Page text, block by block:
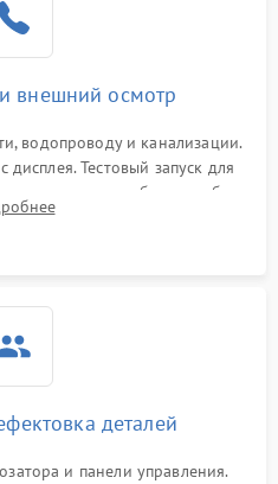
внешний осмотр
водопроводу и канализации.
Тестовый запуск для
протечек или сбоев в работе
управления.
деталей
и панели управления.